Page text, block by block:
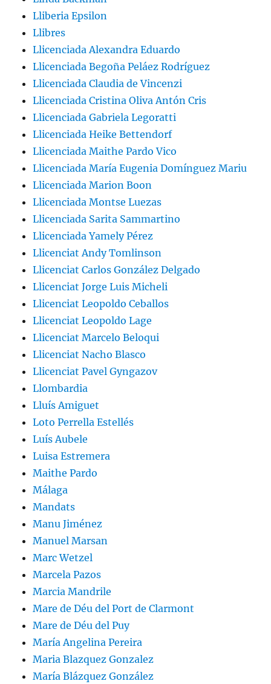
Lliberia Epsilon
Llibres
Llicenciada Alexandra Eduardo
Llicenciada Begoña Peláez Rodríguez
Llicenciada Claudia de Vincenzi
Llicenciada Cristina Oliva Antón Cris
Llicenciada Gabriela Legoratti
Llicenciada Heike Bettendorf
Llicenciada Maithe Pardo Vico
Llicenciada María Eugenia Domínguez Mariu
Llicenciada Marion Boon
Llicenciada Montse Luezas
Llicenciada Sarita Sammartino
Llicenciada Yamely Pérez
Llicenciat Andy Tomlinson
Llicenciat Carlos González Delgado
Llicenciat Jorge Luis Micheli
Llicenciat Leopoldo Ceballos
Llicenciat Leopoldo Lage
Llicenciat Marcelo Beloqui
Llicenciat Nacho Blasco
Llicenciat Pavel Gyngazov
Llombardia
Lluís Amiguet
Loto Perrella Estellés
Luís Aubele
Luisa Estremera
Maithe Pardo
Málaga
Mandats
Manu Jiménez
Manuel Marsan
Marc Wetzel
Marcela Pazos
Marcia Mandrile
Mare de Déu del Port de Clarmont
Mare de Déu del Puy
María Angelina Pereira
Maria Blazquez Gonzalez
María Blázquez González